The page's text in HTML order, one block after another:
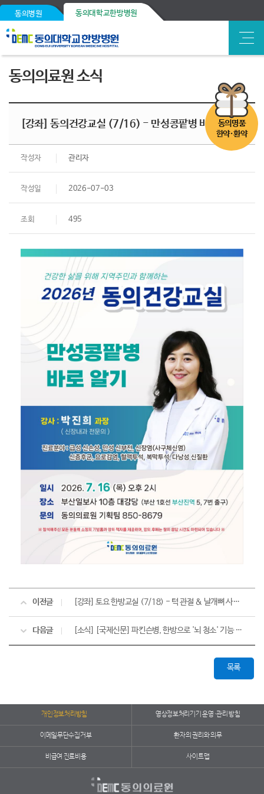
동의병원 동의대학교한방병원
동의명품
한약·환약
동의의료원 소식
[강좌] 동의건강교실 (7/16) - 만성콩팥병 바로알기
작성자 관리자
작성일 2026-07-03
조회 495
이전글 [강좌] 토요 한방교실 (7/18) - 턱 관절 & 날개뼈 사이 통증
다음글 [소식] [국제신문] 파킨슨병, 한방으로 '뇌 청소' 기능 회복... 약물치료 보완
목록
개인정보처리방침 영상정보처리기기 운영·관리 방침
이메일무단수집거부 환자의 권리와 의무
비급여 진료비용 사이트맵